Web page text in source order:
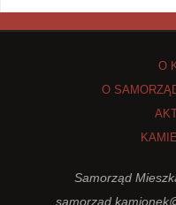
O
O
Samorząd